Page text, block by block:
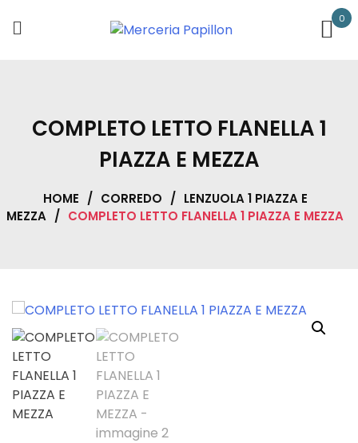
0
COMPLETO LETTO FLANELLA 1
PIAZZA E MEZZA
HOME / CORREDO / LENZUOLA 1 PIAZZA E
MEZZA / COMPLETO LETTO FLANELLA 1 PIAZZA E MEZZA